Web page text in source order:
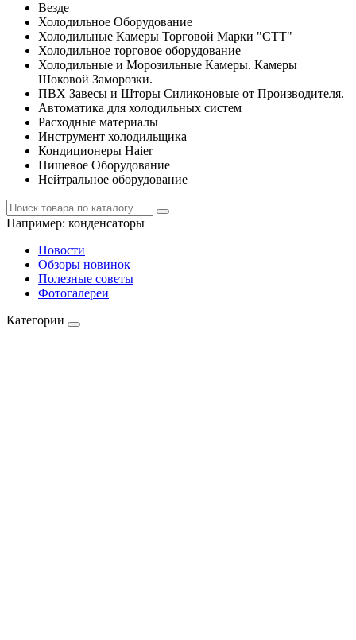
Везде
Холодильное Оборудование
Холодильные Камеры Торговой Марки "СТТ"
Холодильное торговое оборудование
Холодильные и Морозильные Камеры. Камеры
Шоковой Заморозки.
ПВХ Завесы и Шторы Силиконовые от Производителя.
Автоматика для холодильных систем
Расходные материалы
Инструмент холодильщика
Кондиционеры Haier
Пищевое Оборудование
Нейтральное оборудование
Например: конденсаторы
Новости
Обзоры новинок
Полезные советы
Фотогалереи
Категории